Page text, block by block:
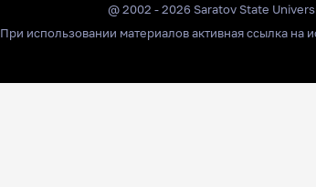
@ 2002 - 2026 Saratov State
При использовании материалов активная ссылка на